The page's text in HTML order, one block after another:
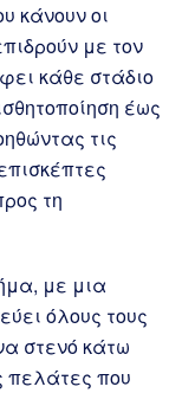
κάνουν οι
με τον
κάθε στάδιο
έως
τις
τη
με μια
όλους τους
στενό κάτω
πελάτες που